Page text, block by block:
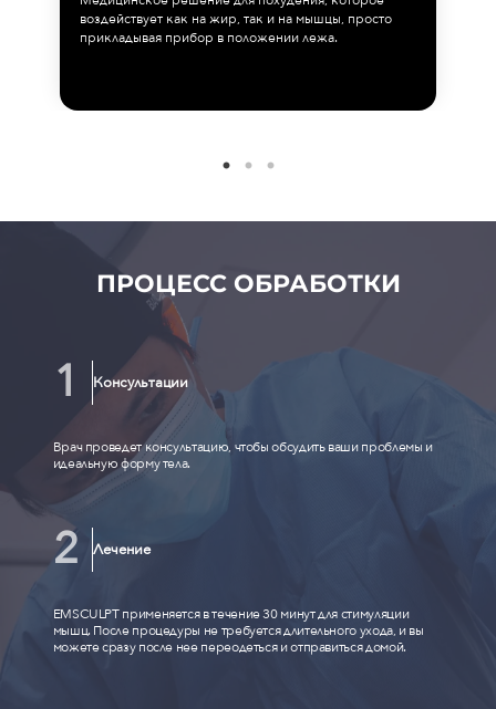
воздействует как на жир, так и на мышцы, просто
прикладывая прибор в положении лежа.
ПРОЦЕСС ОБРАБОТКИ
Консультации
Врач проведет консультацию, чтобы обсудить ваши проблемы и
идеальную форму тела.
Лечение
EMSCULPT применяется в течение 30 минут для стимуляции
мышц. После процедуры не требуется длительного ухода, и вы
можете сразу после нее переодеться и отправиться домой.